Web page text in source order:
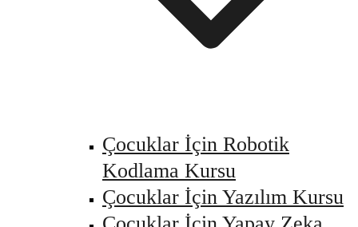
Çocuklar İçin Robotik
Kodlama Kursu
Çocuklar İçin Yazılım Kursu